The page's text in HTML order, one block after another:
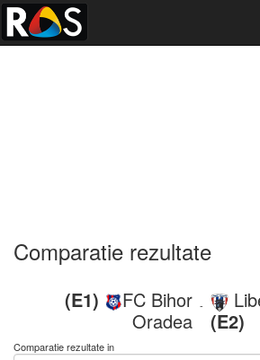
Comparatie rezultate
(E1)
FC Bihor
Oradea
-
(E2)
Comparatie rezultate in